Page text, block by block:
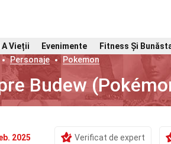
Vieții Evenimente
Fitness Și
Personaje Pokemon
Budew
2025 Verificat de expert